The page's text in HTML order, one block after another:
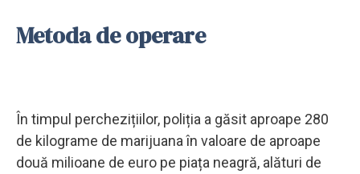
Metoda de operare
În timpul perchezițiilor, poliția a găsit aproape 280
de kilograme de marijuana în valoare de aproape
două milioane de euro pe piața neagră, alături de